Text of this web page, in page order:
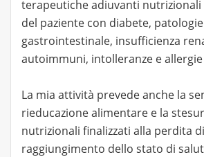
terapeutiche adiuvanti nutrizionali
del paziente con diabete,
gastrointestinale, insufficienza
autoimmuni, intolleranze e
La mia attività prevede anche la
rieducazione alimentare e la
nutrizionali finalizzati alla perdita
raggiungimento dello stato di